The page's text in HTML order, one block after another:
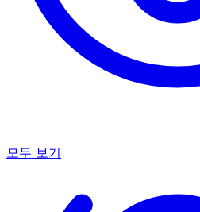
모두 보기